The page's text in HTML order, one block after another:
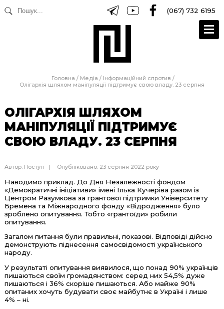
(067) 732 6195
Головна / Медіа / Інформаційний спротив /
Олігархія шляхом маніпуляції підтримує свою владу. 23 серпня
ОЛІГАРХІЯ ШЛЯХОМ
МАНІПУЛЯЦІЇ ПІДТРИМУЄ
СВОЮ ВЛАДУ. 23 СЕРПНЯ
Автор: Поступ Опубліковано: 23 серпня 2022 року
Наводимо приклад. До Дня Незалежності фондом
«Демократичні ініціативи» імені Ілька Кучеріва разом із
Центром Разумкова за грантової підтримки Університету
Бремена та Міжнародного фонду «Відродження» було
зроблено опитування. Тобто «грантоїди» робили
опитування.
Загалом питання були правильні, показові. Відповіді дійсно
демонструють піднесення самосвідомості українського
народу.
У результаті опитування виявилося, що понад 90% українців
пишаються своїм громадянством: серед них 54,5% дуже
пишаються і 36% скоріше пишаються. Або майже 90%
опитаних хочуть будувати своє майбутнє в Україні і лише
4% – ні.